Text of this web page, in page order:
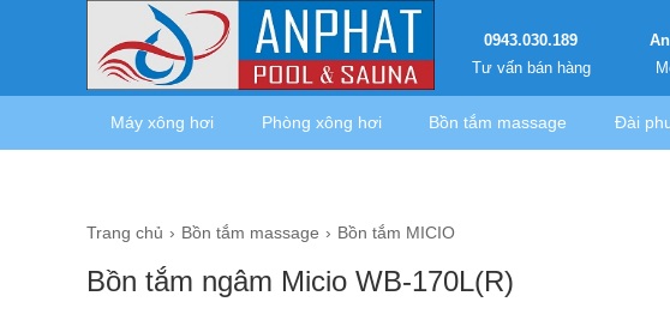
0943.030.189
Tư vấn bán hàng
Máy xông hơi Phòng xông hơi Bồn tắm massage Đài
Trang chủ Bồn tắm massage Bồn tắm MICIO
Bồn tắm ngâm Micio WB-170L(R)